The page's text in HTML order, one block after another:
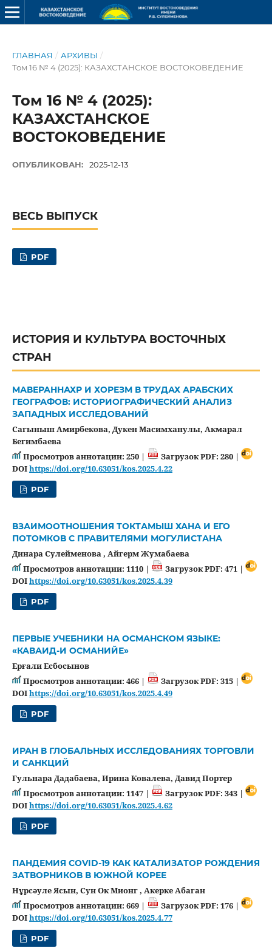
ГЛАВНАЯ / АРХИВЫ /
Том 16 № 4 (2025): КАЗАХСТАНСКОЕ ВОСТОКОВЕДЕНИЕ
Том 16 № 4 (2025):
КАЗАХСТАНСКОЕ
ВОСТОКОВЕДЕНИЕ
ОПУБЛИКОВАН: 2025-12-13
ВЕСЬ ВЫПУСК
PDF
ИСТОРИЯ И КУЛЬТУРА ВОСТОЧНЫХ
СТРАН
МАВЕРАННАХР И ХОРЕЗМ В ТРУДАХ АРАБСКИХ
ГЕОГРАФОВ: ИСТОРИОГРАФИЧЕСКИЙ АНАЛИЗ
ЗАПАДНЫХ ИССЛЕДОВАНИЙ
Сагыныш Амирбекова, Дукен Mасимханулы, Акмарал
Бегимбаева
Просмотров аннотации: 250 |
Загрузок PDF: 280 |
DOIhttps://doi.org/10.63051/kos.2025.4.22
PDF
ВЗАИМООТНОШЕНИЯ ТОКТАМЫШ ХАНА И ЕГО
ПОТОМКОВ С ПРАВИТЕЛЯМИ МОГУЛИСТАНА
Динара Сулейменова , Айгерм Жумабаева
Просмотров аннотации: 1110 |
Загрузок PDF: 471 |
DOIhttps://doi.org/10.63051/kos.2025.4.39
PDF
ПЕРВЫЕ УЧЕБНИКИ НА ОСМАНСКОМ ЯЗЫКЕ:
«КАВАИД-И ОСМАНИЙЕ»
Ерғали Есбосынов
Просмотров аннотации: 466 |
Загрузок PDF: 315 |
DOIhttps://doi.org/10.63051/kos.2025.4.49
PDF
ИРАН В ГЛОБАЛЬНЫХ ИССЛЕДОВАНИЯХ ТОРГОВЛИ
И САНКЦИЙ
Гульнара Дадабаева, Ирина Ковалева, Давид Портер
Просмотров аннотации: 1147 |
Загрузок PDF: 343 |
DOIhttps://doi.org/10.63051/kos.2025.4.62
PDF
ПАНДЕМИЯ COVID-19 КАК КАТАЛИЗАТОР РОЖДЕНИЯ
ЗАТВОРНИКОВ В ЮЖНОЙ КОРЕЕ
Нұрсәуле Ясын, Сун Ок Мионг , Акерке Абаган
Просмотров аннотации: 669 |
Загрузок PDF: 176 |
DOIhttps://doi.org/10.63051/kos.2025.4.77
PDF